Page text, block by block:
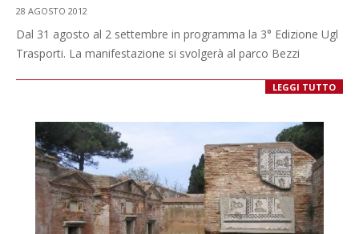
2012-
08-
28
28 AGOSTO 2012
Dal 31 agosto al 2 settembre in programma la 3° Edizione Ugl
Trasporti. La manifestazione si svolgerà al parco Bezzi
LEGGI TUTTO